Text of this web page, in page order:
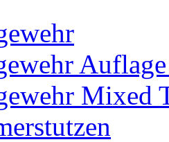
Mixed